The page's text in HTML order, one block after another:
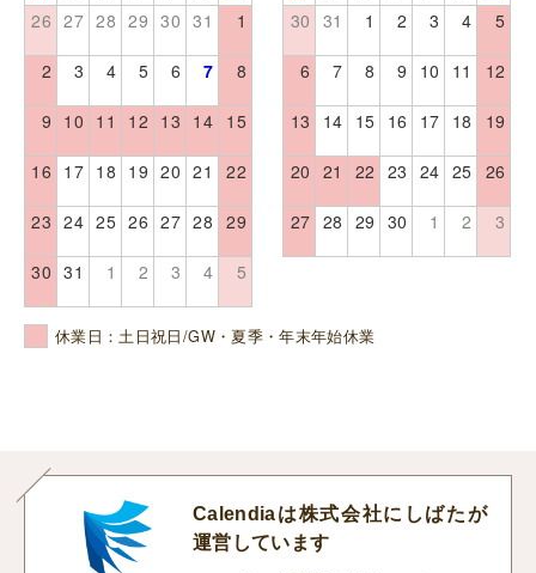
26 27 28 29 30 31 1
2 3 4 5 6 7 8
9 10 11 12 13 14 15
16 17 18 19 20 21 22
23 24 25 26 27 28 29
30 31 1 2 3 4 5
30 31 1 2 3 4 5
6 7 8 9 10 11 12
13 14 15 16 17 18 19
20 21 22 23 24 25 26
27 28 29 30 1 2 3
休業日：土日祝日/GW・夏季・年末年始休業
Calendiaは株式会社にしばたが
運営しています